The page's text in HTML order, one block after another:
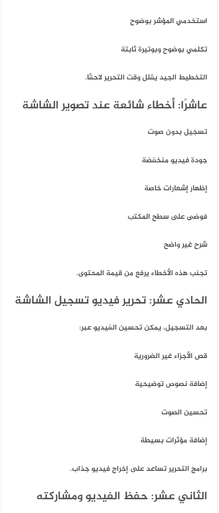
استخدمي المؤشر بوضوح
تكلمي بوضوح وبوتيرة ثابتة
التخطيط الجيد يقلل وقت التحرير لاحقًا.
عاشرًا: أخطاء شائعة عند تصوير الشاشة
تسجيل بدون صوت
جودة فيديو منخفضة
إظهار إشعارات خاصة
فوضى على سطح المكتب
شرح غير واضح
تجنب هذه الأخطاء يرفع من قيمة المحتوى.
الحادي عشر: تحرير فيديو تسجيل الشاشة
بعد التسجيل، يمكن تحسين الفيديو عبر:
قص الأجزاء غير الضرورية
إضافة نصوص توضيحية
تحسين الصوت
إضافة مؤثرات بسيطة
برامج التحرير تساعد على إخراج فيديو جذاب.
الثاني عشر: حفظ الفيديو ومشاركته